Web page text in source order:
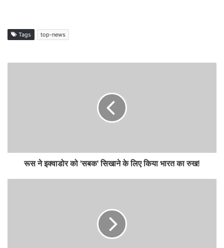
Tags top-news
रूस ने इक्वाडोर को 'सबक' सिखाने के लिए किया भारत का रुख!